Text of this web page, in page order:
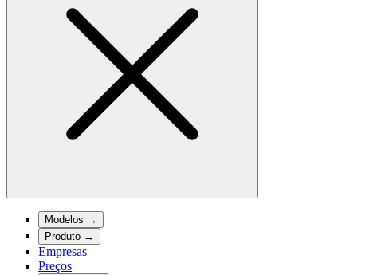
Modelos →
Produto →
Empresas
Preços